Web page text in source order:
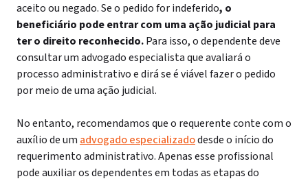
aceito ou negado. Se o pedido for indeferido, o
beneficiário pode entrar com uma ação judicial para
ter o direito reconhecido.Para isso, o dependente deve
consultar um advogado especialista que avaliará o
processo administrativo e dirá se é viável fazer o pedido
por meio de uma ação judicial.
No entanto, recomendamos que o requerente conte com o
auxílio de um advogado especializadodesde o início do
requerimento administrativo. Apenas esse profissional
pode auxiliar os dependentes em todas as etapas do